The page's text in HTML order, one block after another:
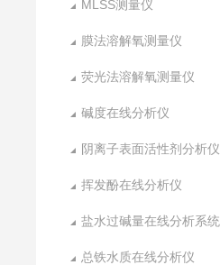
MLSS测量仪
膜法溶解氧测量仪
荧光法溶解氧测量仪
碱度在线分析仪
阴离子表面活性剂分析仪
挥发酚在线分析仪
盐水过碱量在线分析系统
总铁水质在线分析仪